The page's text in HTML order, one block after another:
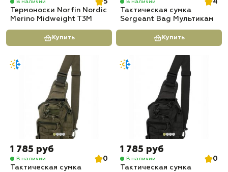
В наличии
5
Термоноски Norfin Nordic
Merino Midweight T3M
Купить
В наличии
4
Тактическая сумка
Sergeant Bag Мультикам
Купить
1 785 руб
В наличии
0
Тактическая сумка
1 785 руб
В наличии
0
Тактическая сумка